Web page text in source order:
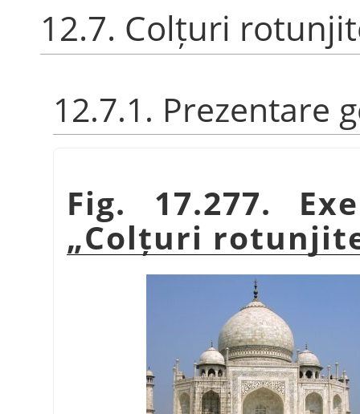
12.7. Colțuri
12.7.1. Prezentare
Fig. 17.277.
„Colțuri